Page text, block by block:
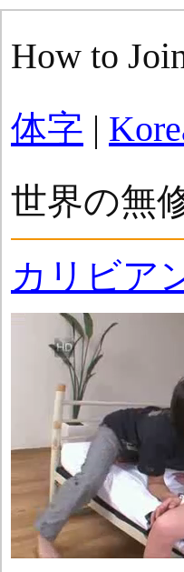
How to
体字 |
世界の無
カリビア